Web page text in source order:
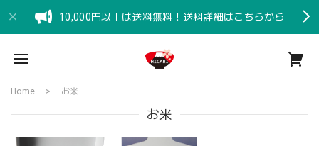
10,000円以上は送料無料！送料詳細はこちらから
Home お米
お米